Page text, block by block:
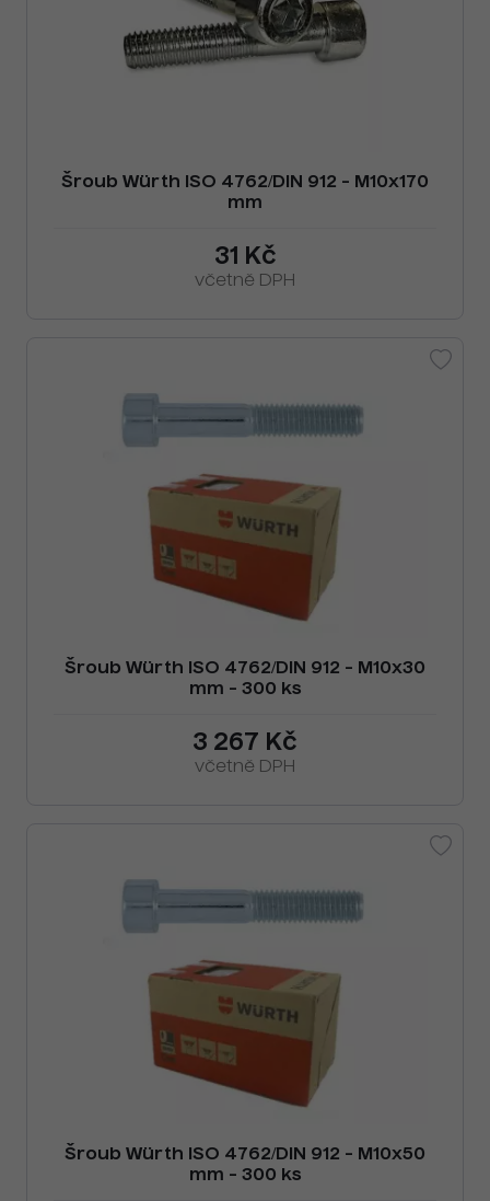
Šroub Würth ISO 4762/DIN 912 - M10x170
mm
31 Kč
včetně DPH
Šroub Würth ISO 4762/DIN 912 - M10x30
mm - 300 ks
3 267 Kč
včetně DPH
Šroub Würth ISO 4762/DIN 912 - M10x50
mm - 300 ks